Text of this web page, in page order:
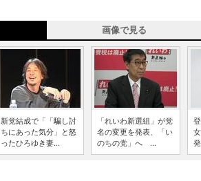
画像で見る
新党結成で「「騙し討
ちにあった気分」と怒
ったひろゆき妻...
「れいわ新選組」が党
名の変更を発表、「い
のちの党」へ ...